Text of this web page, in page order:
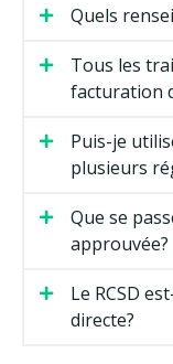
Quels
Tous les
facturation
Puis-je
plusieurs
Que se
approuvée?
Le RCSD
directe?